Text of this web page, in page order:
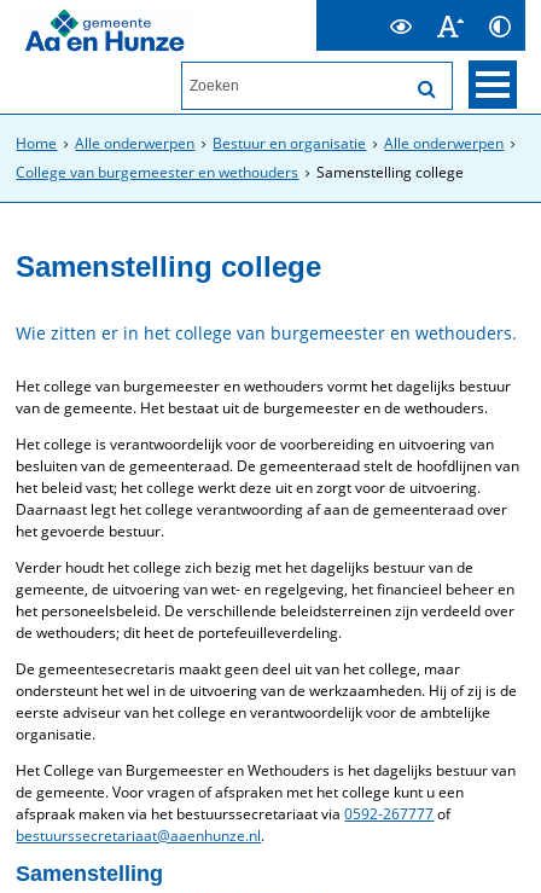
Home Alle onderwerpen Bestuur en organisatie
Alle onderwerpen
College van burgemeester en wethouders
Samenstelling college
Samenstelling college
Wie zitten er in het college van burgemeester en wethouders.
Het college van burgemeester en wethouders vormt het dagelijks bestuur
van de gemeente. Het bestaat uit de burgemeester en de wethouders.
Het college is verantwoordelijk voor de voorbereiding en uitvoering van
besluiten van de gemeenteraad. De gemeenteraad stelt de hoofdlijnen van
het beleid vast; het college werkt deze uit en zorgt voor de uitvoering.
Daarnaast legt het college verantwoording af aan de gemeenteraad over
het gevoerde bestuur.
Verder houdt het college zich bezig met het dagelijks bestuur van de
gemeente, de uitvoering van wet- en regelgeving, het financieel beheer en
het personeelsbeleid. De verschillende beleidsterreinen zijn verdeeld over
de wethouders; dit heet de portefeuilleverdeling.
De gemeentesecretaris maakt geen deel uit van het college, maar
ondersteunt het wel in de uitvoering van de werkzaamheden. Hij of zij is de
eerste adviseur van het college en verantwoordelijk voor de ambtelijke
organisatie.
Het College van Burgemeester en Wethouders is het dagelijks bestuur van
de gemeente. Voor vragen of afspraken met het college kunt u een
afspraak maken via het bestuurssecretariaat via0592-267777of
bestuurssecretariaat@aaenhunze.nl.
Samenstelling